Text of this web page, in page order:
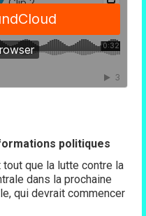
politiques
que la lutte contre la
dans la prochaine
qui devrait commencer